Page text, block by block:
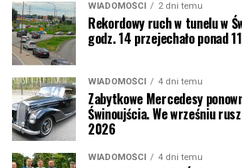
WIADOMOŚCI 2 dni temu
Rekordowy ruch w tunelu w
godz. 14 przejechało ponad
WIADOMOŚCI 4 dni temu
Zabytkowe Mercedesy
Świnoujścia. We wrześniu
2026
WIADOMOŚCI 4 dni temu